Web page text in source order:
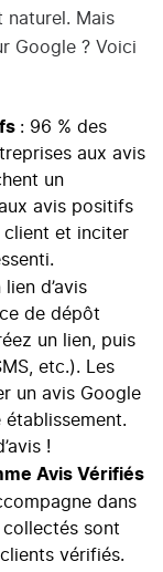
naturel. Mais
Google ? Voici
: 96 % des
aux avis
un
avis positifs
client et inciter
lien d’avis
de dépôt
un lien, puis
etc.). Les
un avis Google
!
Avis Vérifiés
dans
collectés sont
vérifiés.